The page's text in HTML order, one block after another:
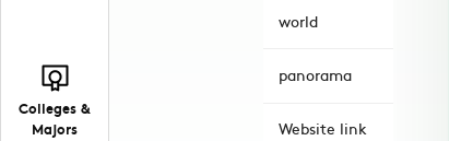
Colleges &
Majors
world
panorama
Website link